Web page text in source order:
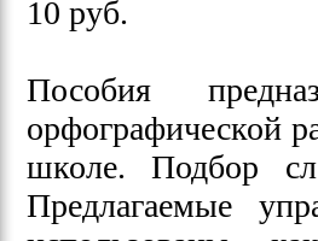
10 руб.
Пособия
орфографической
школе. Подбор
Предлагаемые